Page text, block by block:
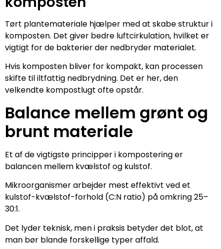
Tørt plantemateriale hjælper med at skabe struktur i
komposten. Det giver bedre luftcirkulation, hvilket er
vigtigt for de bakterier der nedbryder materialet.
Hvis komposten bliver for kompakt, kan processen
skifte til iltfattig nedbrydning. Det er her, den
velkendte kompostlugt ofte opstår.
Balance mellem grønt og
brunt materiale
Et af de vigtigste principper i kompostering er
balancen mellem kvælstof og kulstof.
Mikroorganismer arbejder mest effektivt ved et
kulstof-kvælstof-forhold (C:N ratio) på omkring 25–
30:1.
Det lyder teknisk, men i praksis betyder det blot, at
man bør blande forskellige typer affald.